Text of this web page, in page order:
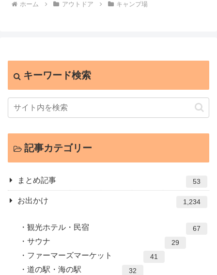
ホーム アウトドア キャンプ場
キーワード検索
記事カテゴリー
まとめ記事 53
お出かけ 1,234
観光ホテル・民宿 67
サウナ 29
ファーマーズマーケット 41
道の駅・海の駅 32